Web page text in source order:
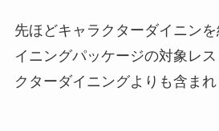
先ほどキャラクターダイニン
イニングパッケージの対象レ
クターダイニングよりも含まれ